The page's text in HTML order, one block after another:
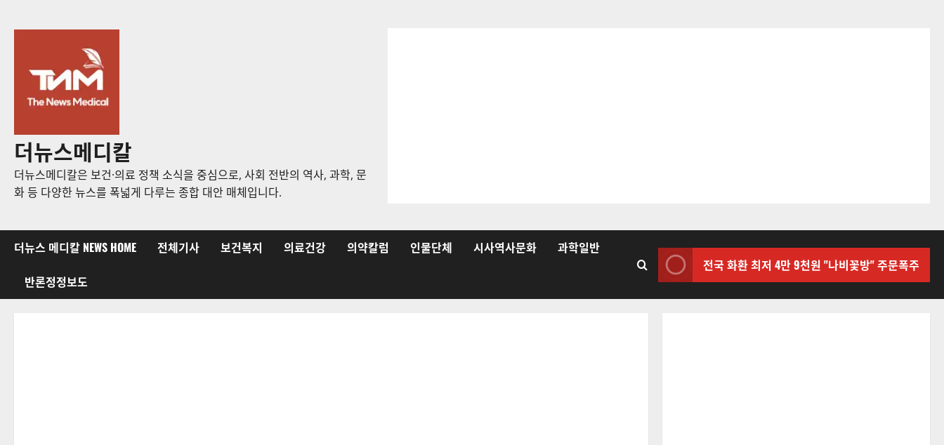
더뉴스메디칼
더뉴스메디칼은 보건·의료 정책 소식을 중심으로, 사회 전반의 역사, 과학, 문
화 등 다양한 뉴스를 폭넓게 다루는 종합 대안 매체입니다.
더뉴스 메디칼 NEWS HOME 전체기사 보건복지 의료건강 의약칼럼 인물단체 시사역사문화 과학일반
반론정정보도
전국 화환 최저 4만 9천원 "나비꽃방" 주문폭주